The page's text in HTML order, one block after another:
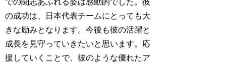
での闘志あふれる姿は感動的でした。彼
の成功は、日本代表チームにとっても大
きな励みとなります。今後も彼の活躍と
成長を見守っていきたいと思います。応
援していくことで、彼のような優れたア